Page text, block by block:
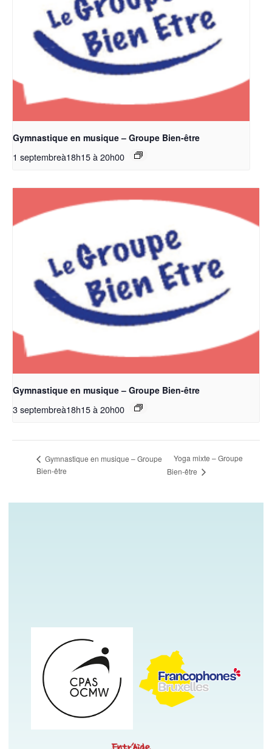
Gymnastique en musique – Groupe Bien-être
1 septembreà18h15à20h00
Gymnastique en musique – Groupe Bien-être
3 septembreà18h15à20h00
Gymnastique en musique – Groupe
Bien-être
Yoga mixte – Groupe
Bien-être